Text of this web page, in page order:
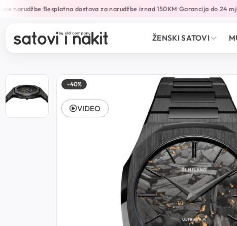
narudžbe•Besplatna dostava za narudžbe iznad 150KM•Garancija do 24
ŽENSKI SATOVI
-40%
VIDEO